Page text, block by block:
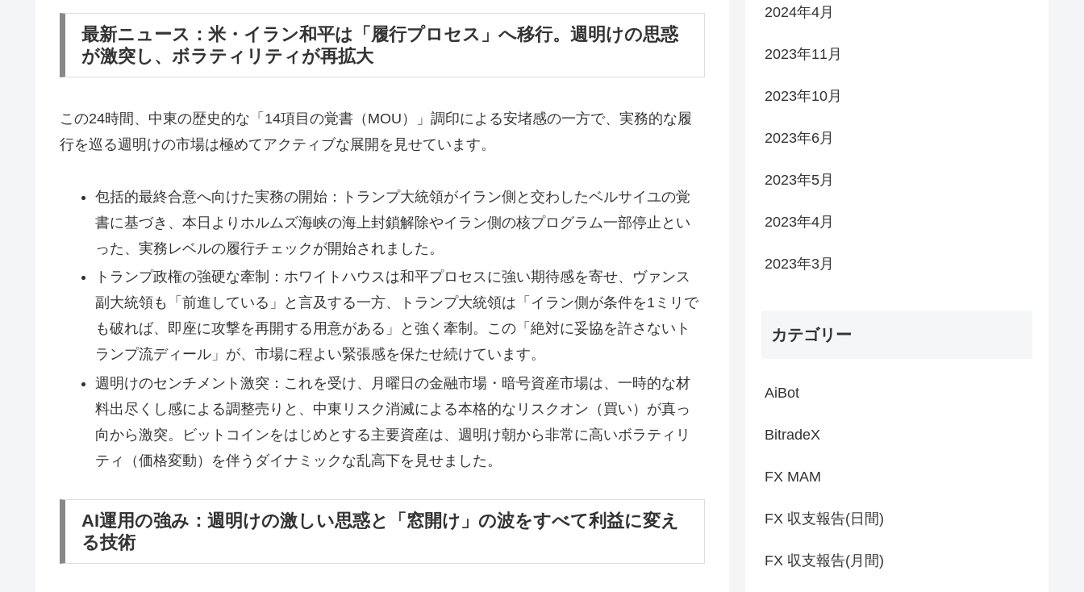
最新ニュース：米・イラン和平は「履行プロセス」へ移行。週明けの思惑
が激突し、ボラティリティが再拡大
この24時間、中東の歴史的な「14項目の覚書（MOU）」調印による安堵感の一方で、実務的な履
行を巡る週明けの市場は極めてアクティブな展開を見せています。
包括的最終合意へ向けた実務の開始：トランプ大統領がイラン側と交わしたベルサイユの覚
書に基づき、本日よりホルムズ海峡の海上封鎖解除やイラン側の核プログラム一部停止とい
った、実務レベルの履行チェックが開始されました。
トランプ政権の強硬な牽制：ホワイトハウスは和平プロセスに強い期待感を寄せ、ヴァンス
副大統領も「前進している」と言及する一方、トランプ大統領は「イラン側が条件を1ミリで
も破れば、即座に攻撃を再開する用意がある」と強く牽制。この「絶対に妥協を許さないト
ランプ流ディール」が、市場に程よい緊張感を保たせ続けています。
週明けのセンチメント激突：これを受け、月曜日の金融市場・暗号資産市場は、一時的な材
料出尽くし感による調整売りと、中東リスク消滅による本格的なリスクオン（買い）が真っ
向から激突。ビットコインをはじめとする主要資産は、週明け朝から非常に高いボラティリ
ティ（価格変動）を伴うダイナミックな乱高下を見せました。
AI運用の強み：週明けの激しい思惑と「窓開け」の波をすべて利益に変え
る技術
2024年4月
2023年11月
2023年10月
2023年6月
2023年5月
2023年4月
2023年3月
カテゴリー
AiBot
BitradeX
FX MAM
FX 収支報告(日間)
FX 収支報告(月間)